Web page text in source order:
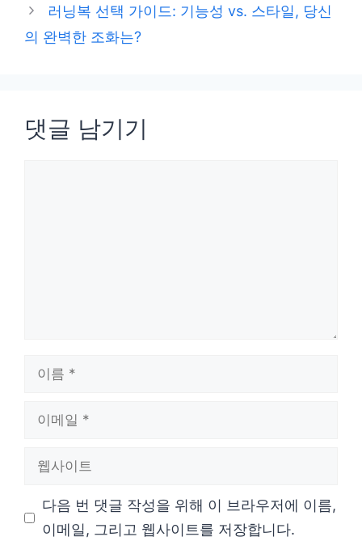
러닝복 선택 가이드: 기능성 vs. 스타일, 당신
의 완벽한 조화는?
댓글 남기기
다음 번 댓글 작성을 위해 이 브라우저에 이름,
이메일, 그리고 웹사이트를 저장합니다.